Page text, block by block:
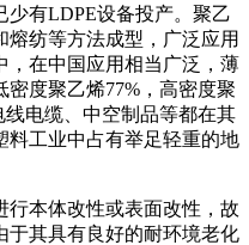
少有LDPE设备投产。聚乙
纺等方法成型，广泛应用
，在中国应用相当广泛，薄
密度聚乙烯77% ，高密度聚
线电缆、中空制品等都在其
料工业中占有举足轻重的地
本体改性或表面改性，故
于其具有良好的耐环境老化